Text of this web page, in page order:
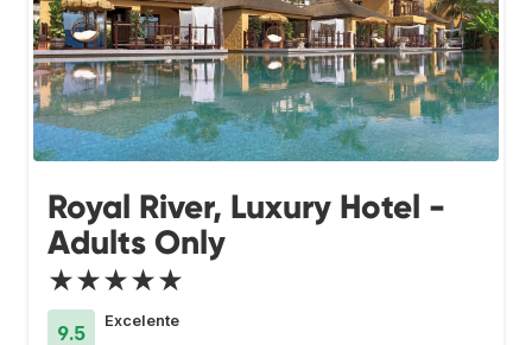
Royal River, Luxury Hotel -
Adults Only
★★★★★
9.5
Excelente